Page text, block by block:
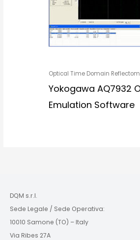
Optical Time Domain
Yokogawa AQ7932
Emulation Software
DQM s.r.l.
Sede Legale / Sede Operativa:
10010 Samone (TO) – Italy
Via Ribes 27A